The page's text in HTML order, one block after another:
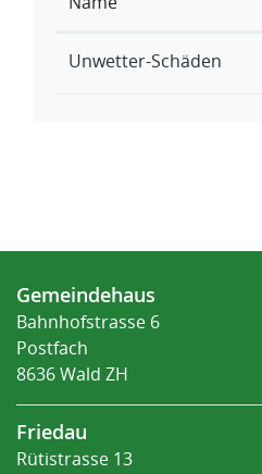
Unwetter-Schäden
Fusszeile
Gemeindehaus
Bahnhofstrasse 6
Postfach
8636 Wald ZH
Friedau
Rütistrasse 13